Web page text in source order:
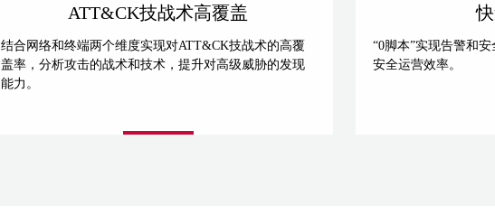
ATT&CK技战术高覆盖
结合网络和终端两个维度实现对ATT&CK技战术的高覆
盖率，分析攻击的战术和技术，提升对高级威胁的发现
能力。
“0脚本”实现告警和
安全运营效率。